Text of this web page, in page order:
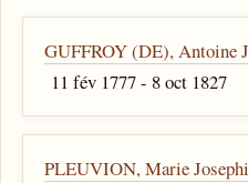
GUFFROY (DE), Antoine
11 fév 1777 - 8 oct 1827
PLEUVION, Marie